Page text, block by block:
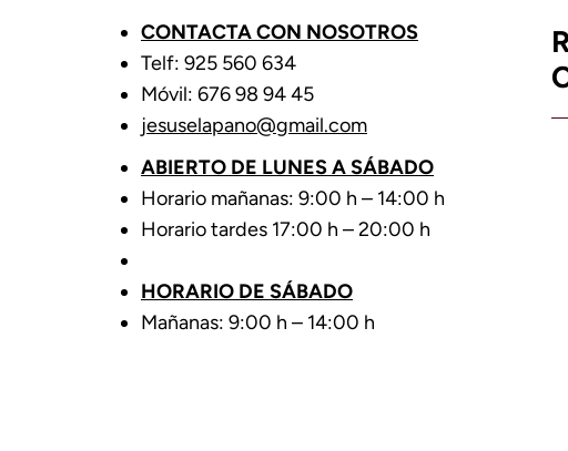
CONTACTA CON NOSOTROS
Telf: 925 560 634
Móvil: 676 98 94 45
jesuselapano@gmail.com
ABIERTO DE LUNES A SÁBADO
Horario mañanas: 9:00 h – 14:00 h
Horario tardes 17:00 h – 20:00 h
HORARIO DE SÁBADO
Mañanas: 9:00 h – 14:00 h